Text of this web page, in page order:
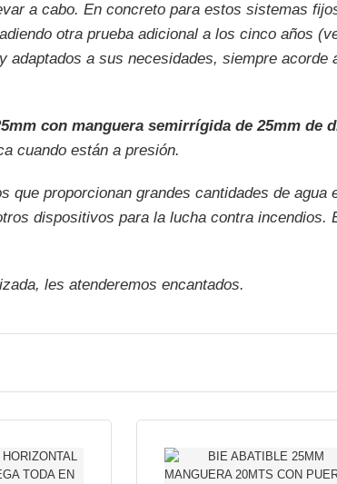
a cabo. En concreto para estos sistemas
otra prueba adicional a los cinco años
a sus necesidades, siempre
con manguera semirrígida de 25mm de
cuando están a presión.
que proporcionan grandes cantidades de
dispositivos para la lucha contra incendios.
les atenderemos encantados.